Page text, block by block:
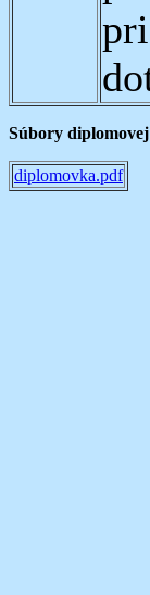
Súbory
diplomovka.pdf